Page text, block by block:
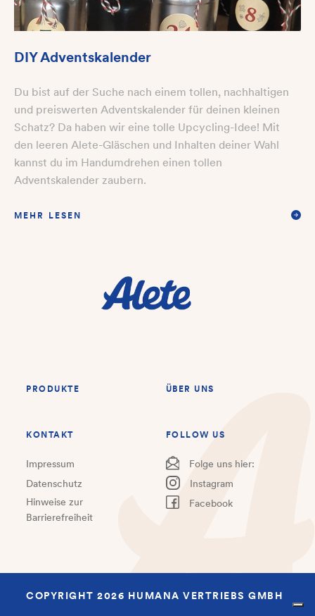
DIY Adventskalender
Du bist auf der Suche nach einem tollen, nachhaltigen
und preiswerten Adventskalender für deinen kleinen
Schatz? Da haben wir eine tolle Upcycling-Idee! Mit
den leeren Alete-Gläschen und Inhalten deiner Wahl
kannst du im Handumdrehen einen tollen
Adventskalender zaubern.
MEHR LESEN
PRODUKTE ÜBER UNS
KONTAKT
Impressum
Datenschutz
Hinweise zur
Barrierefreiheit
FOLLOW US
Folge uns hier:
Instagram
Facebook
COPYRIGHT 2026 HUMANA VERTRIEBS GMBH